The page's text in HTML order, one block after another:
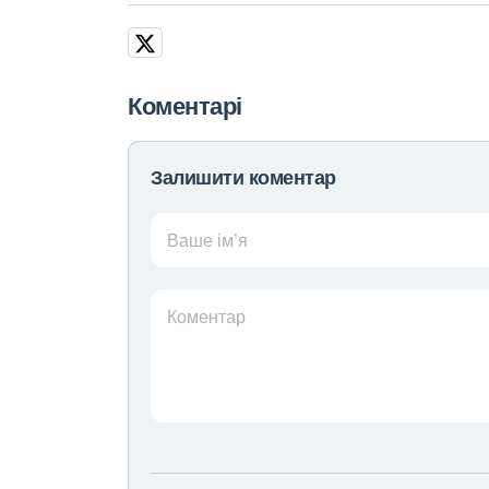
Коментарі
Залишити коментар
Ваше ім’я
Коментар